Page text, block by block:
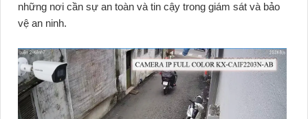
những nơi cần sự an toàn và tin cậy trong giám sát và bảo
vệ an ninh.